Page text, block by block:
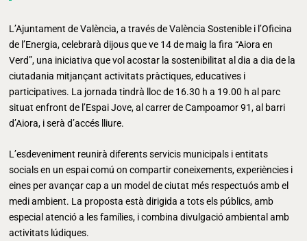
L’Ajuntament de València, a través de València Sostenible i l’Oficina
de l’Energia, celebrarà dijous que ve 14 de maig la fira “Aiora en
Verd”, una iniciativa que vol acostar la sostenibilitat al dia a dia de la
ciutadania mitjançant activitats pràctiques, educatives i
participatives. La jornada tindrà lloc de 16.30 h a 19.00 h al parc
situat enfront de l’Espai Jove, al carrer de Campoamor 91, al barri
d’Aiora, i serà d’accés lliure.
L’esdeveniment reunirà diferents servicis municipals i entitats
socials en un espai comú on compartir coneixements, experiències i
eines per avançar cap a un model de ciutat més respectuós amb el
medi ambient. La proposta està dirigida a tots els públics, amb
especial atenció a les famílies, i combina divulgació ambiental amb
activitats lúdiques.